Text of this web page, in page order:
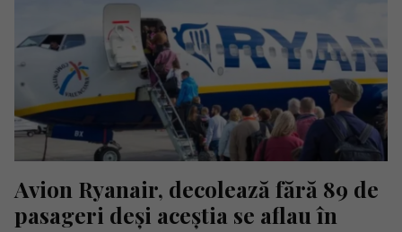
Avion Ryanair, decolează fără 89 de
pasageri deși aceștia se aflau în